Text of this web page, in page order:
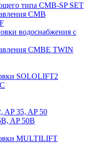
типа CMB-SP SET
CMB
водоснабжения с
CMBE TWIN
SOLOLIFT2
AP 35, AP 50
AP 50B
MULTILIFT